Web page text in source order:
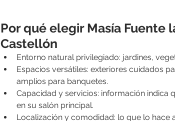
Por qué elegir Masía Fuente
Castellón
Entorno natural privilegiado: jardines,
Espacios versátiles: exteriores cuidados
amplios para banquetes.
Capacidad y servicios: información indica
en su salón principal.
Localización y comodidad: lo que lo